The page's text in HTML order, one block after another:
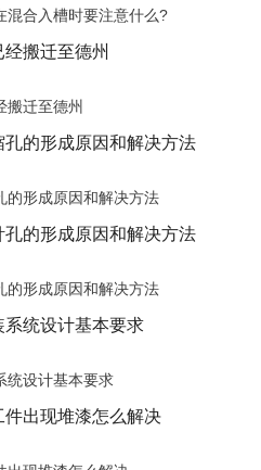
混合入槽时要注意什么?
搬迁至德州
搬迁至德州
孔的形成原因和解决方法
的形成原因和解决方法
孔的形成原因和解决方法
的形成原因和解决方法
系统设计基本要求
统设计基本要求
件出现堆漆怎么解决